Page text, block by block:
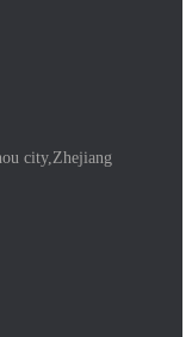
city,Zhejiang